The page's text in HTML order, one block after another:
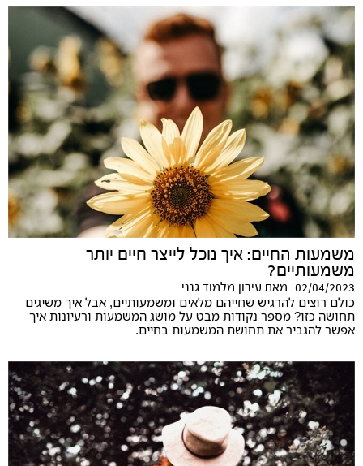
משמעות החיים: איך נוכל לייצר חיים יותר
משמעותיים?
02/04/2023 מאת עירון מלמוד גנני
כולם רוצים להרגיש שחייהם מלאים ומשמעותיים, אבל איך משיגים
תחושה כזו? מספר נקודות מבט על מושג המשמעות ורעיונות איך
אפשר להגביר את תחושת המשמעות בחיים.